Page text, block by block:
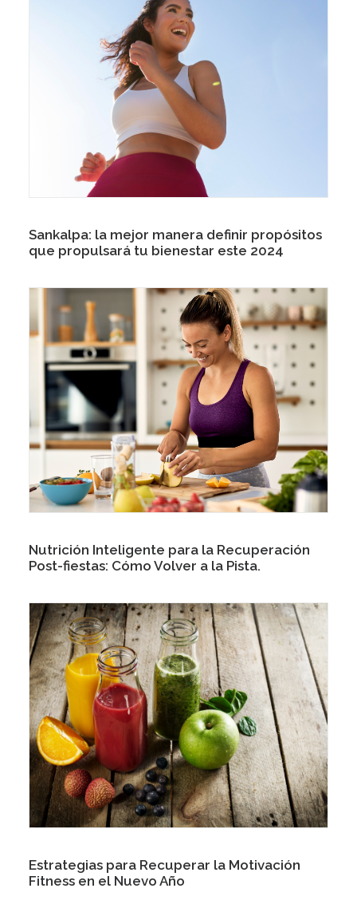
Sankalpa: la mejor manera definir propósitos
que propulsará tu bienestar este 2024
Nutrición Inteligente para la Recuperación
Post-fiestas: Cómo Volver a la Pista.
Estrategias para Recuperar la Motivación
Fitness en el Nuevo Año